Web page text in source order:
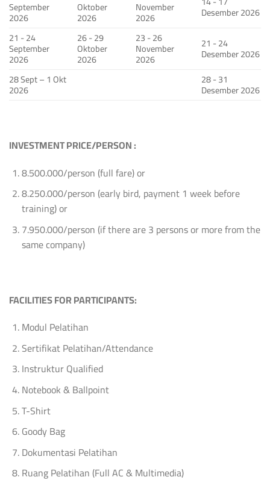
September
2026
Oktober
2026
November
2026
Desember 2026
21 - 24
September
2026
26 - 29
Oktober
2026
23 - 26
November
2026
21 - 24
Desember 2026
28 Sept – 1 Okt
2026
28 - 31
Desember 2026
INVESTMENT PRICE/PERSON :
8.500.000/person (full fare) or
8.250.000/person (early bird, payment 1 week before
training) or
7.950.000/person (if there are 3 persons or more from the
same company)
FACILITIES FOR PARTICIPANTS:
Modul Pelatihan
Sertifikat Pelatihan/Attendance
Instruktur Qualified
Notebook & Ballpoint
T-Shirt
Goody Bag
Dokumentasi Pelatihan
Ruang Pelatihan (Full AC & Multimedia)